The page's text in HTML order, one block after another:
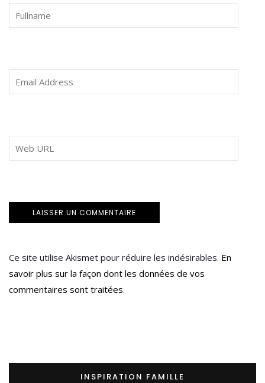
Ce site utilise Akismet pour réduire les indésirables. En
savoir plus sur la façon dont les données de vos
commentaires sont traitées.
INSPIRATION FAMILLE